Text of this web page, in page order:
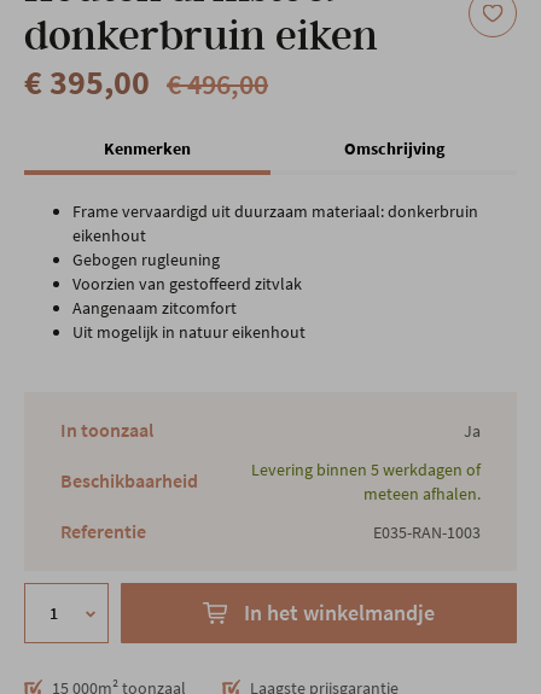
donkerbruin eiken
€ 395,00 € 496,00
Kenmerken Omschrijving
Frame vervaardigd uit duurzaam materiaal: donkerbruin
eikenhout
Gebogen rugleuning
Voorzien van gestoffeerd zitvlak
Aangenaam zitcomfort
Uit mogelijk in natuur eikenhout
In toonzaal Ja
Beschikbaarheid
Levering binnen 5 werkdagen of
meteen afhalen.
Referentie E035-RAN-1003
In het winkelmandje
15 000m² toonzaal
Laagste prijsgarantie